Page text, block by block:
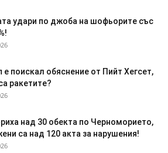
удари по джоба на шофьорите със
е поискал обяснение от Пийт Хегсет,
ракетите?
над 30 обекта по Черноморието,
са над 120 акта за нарушения!